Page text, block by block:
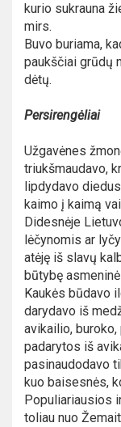
kurio sukrauna
mirs.
Buvo buriama,
paukščiai grūdų
dėtų.
Persirengėliai
Užgavėnes
triukšmaudavo,
lipdydavo
kaimo į kaimą
Didesnėje
lėčynomis ar
atėję iš slavų
būtybę
Kaukės būdavo
darydavo iš
avikailio,
padarytos iš
pasinaudodavo
kuo baisesnės,
Populiariausios
toliau nuo